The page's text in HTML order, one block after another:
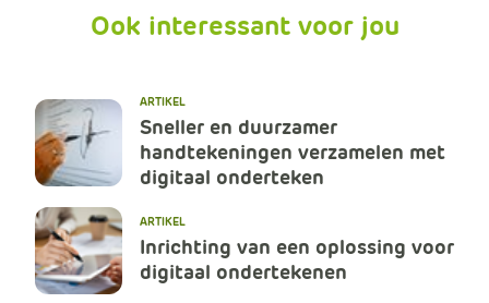
Ook interessant voor jou
ARTIKEL
Sneller en duurzamer
handtekeningen verzamelen met
digitaal onderteken
ARTIKEL
Inrichting van een oplossing voor
digitaal ondertekenen